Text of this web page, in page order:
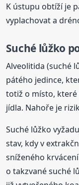
K ústupu obtíží je
vyplachovat a
Suché lůžko
Alveolitida (suché
pátého jedince,
totiž o místo, které
jídla. Nahoře je
Suché lůžko
stav, kdy v
sníženého
o takzvané suché